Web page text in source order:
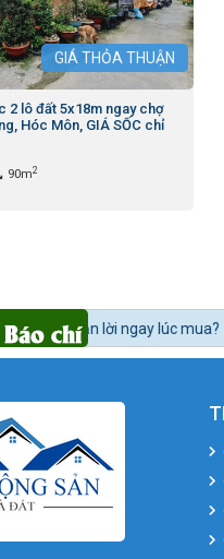
GIÁ THỎA THUẬN
2 lô đất 5x18m ngay chợ
Hóc Môn, GIÁ SỐC chỉ
90m2
mua? Tin tức 24h BĐS:Bất